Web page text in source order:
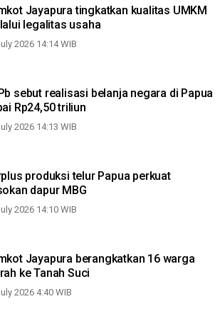
Jayapura tingkatkan kualitas UMKM
legalitas usaha
2026 14:14 WIB
sebut realisasi belanja negara di Papua
Rp24,50 triliun
2026 14:13 WIB
produksi telur Papua perkuat
dapur MBG
2026 14:10 WIB
Jayapura berangkatkan 16 warga
ke Tanah Suci
2026 4:40 WIB